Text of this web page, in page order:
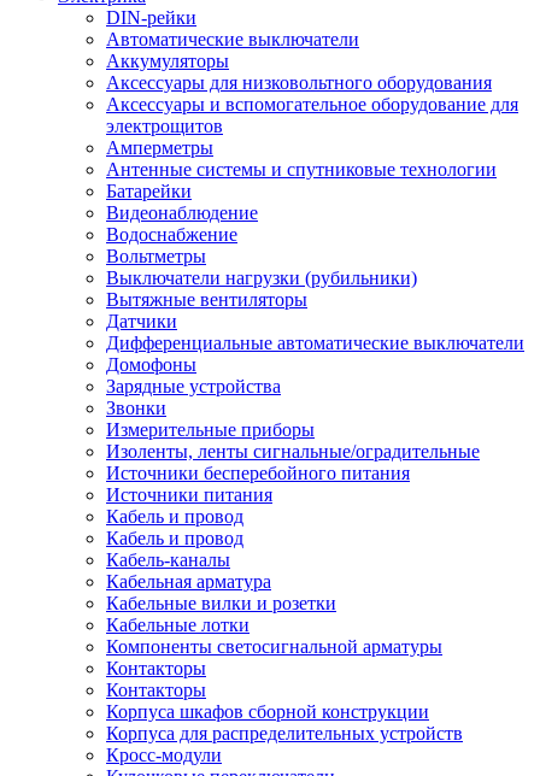
DIN-рейки
Автоматические выключатели
Аккумуляторы
Аксессуары для низковольтного оборудования
Аксессуары и вспомогательное оборудование для
электрощитов
Амперметры
Антенные системы и спутниковые технологии
Батарейки
Видеонаблюдение
Водоснабжение
Вольтметры
Выключатели нагрузки (рубильники)
Вытяжные вентиляторы
Датчики
Дифференциальные автоматические выключатели
Домофоны
Зарядные устройства
Звонки
Измерительные приборы
Изоленты, ленты сигнальные/оградительные
Источники бесперебойного питания
Источники питания
Кабель и провод
Кабель и провод
Кабель-каналы
Кабельная арматура
Кабельные вилки и розетки
Кабельные лотки
Компоненты светосигнальной арматуры
Контакторы
Контакторы
Корпуса шкафов сборной конструкции
Корпуса для распределительных устройств
Кросс-модули